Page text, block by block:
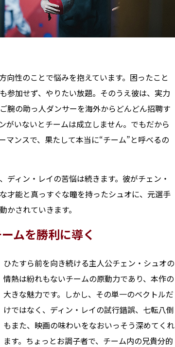
性のことで悩みを抱えています。困ったこと
参加せず、やりたい放題。そのうえ彼は、実力
腕の助っ人ダンサーを海外からどんどん招聘す
がいないとチームは成立しません。でもだから
マンスで、果たして本当に“チーム”と呼べるの
ィン・レイの苦悩は続きます。彼がチェン・
才能と真っすぐな瞳を持ったシュオに、元選手
されていきます。
ムを勝利に導く
ひたすら前を向き続ける主人公チェン・シュオの
情熱は紛れもないチームの原動力であり、本作の
大きな魅力です。しかし、その単一のベクトルだ
けではなく、ディン・レイの試行錯誤、七転八倒
もまた、映画の味わいをなおいっそう深めてくれ
ます。ちょっとお調子者で、チーム内の兄貴分的